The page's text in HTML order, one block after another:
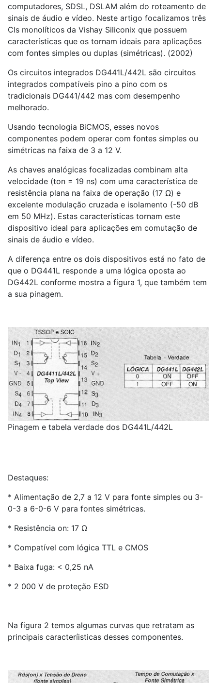
computadores, SDSL, DSLAM além do roteamento de
sinais de áudio e vídeo. Neste artigo focalizamos três
CIs monolíticos da Vishay Siliconix que possuem
características que os tornam ideais para aplicações
com fontes simples ou duplas (simétricas). (2002)
Os circuitos integrados DG441L/442L são circuitos
integrados compatíveis pino a pino com os
tradicionais DG441/442 mas com desempenho
melhorado.
Usando tecnologia BiCMOS, esses novos
componentes podem operar com fontes simples ou
simétricas na faixa de 3 a 12 V.
As chaves analógicas focalizadas combinam alta
velocidade (ton = 19 ns) com uma característica de
resistência plana na faixa de operação (17 Ω) e
excelente modulação cruzada e isolamento (-50 dB
em 50 MHz). Estas características tornam este
dispositivo ideal para aplicações em comutação de
sinais de áudio e vídeo.
A diferença entre os dois dispositivos está no fato de
que o DG441L responde a uma lógica oposta ao
DG442L conforme mostra a figura 1, que também tem
a sua pinagem.
Pinagem e tabela verdade dos DG441L/442L
Destaques:
* Alimentação de 2,7 a 12 V para fonte simples ou 3-
0-3 a 6-0-6 V para fontes simétricas.
* Resistência on: 17 Ω
* Compatível com lógica TTL e CMOS
* Baixa fuga: < 0,25 nA
* 2 000 V de proteção ESD
Na figura 2 temos algumas curvas que retratam as
principais caracteríisticas desses componentes.